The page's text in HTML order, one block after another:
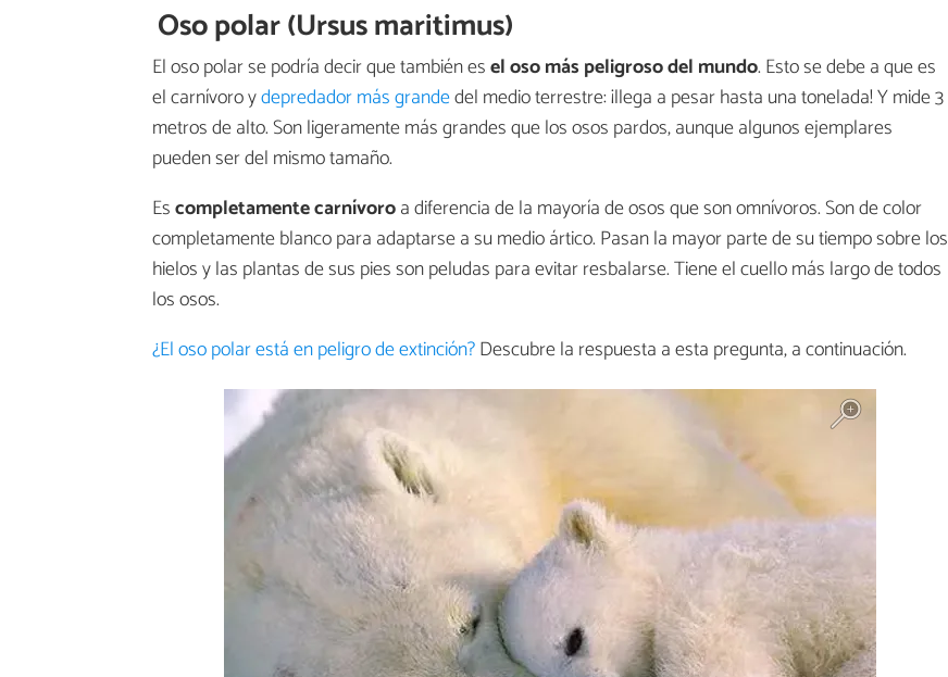
Oso polar (Ursus maritimus)
El oso polar se podría decir que también esel oso más peligroso del mundo. Esto se debe a que es
el carnívoro ydepredador más grandedel medio terrestre: ¡llega a pesar hasta una tonelada! Y mide 3
metros de alto. Son ligeramente más grandes que los osos pardos, aunque algunos ejemplares
pueden ser del mismo tamaño.
Escompletamente carnívoroa diferencia de la mayoría de osos que son omnívoros. Son de color
completamente blanco para adaptarse a su medio ártico. Pasan la mayor parte de su tiempo sobre los
hielos y las plantas de sus pies son peludas para evitar resbalarse. Tiene el cuello más largo de todos
los osos.
¿El oso polar está en peligro de extinción?Descubre la respuesta a esta pregunta, a continuación.